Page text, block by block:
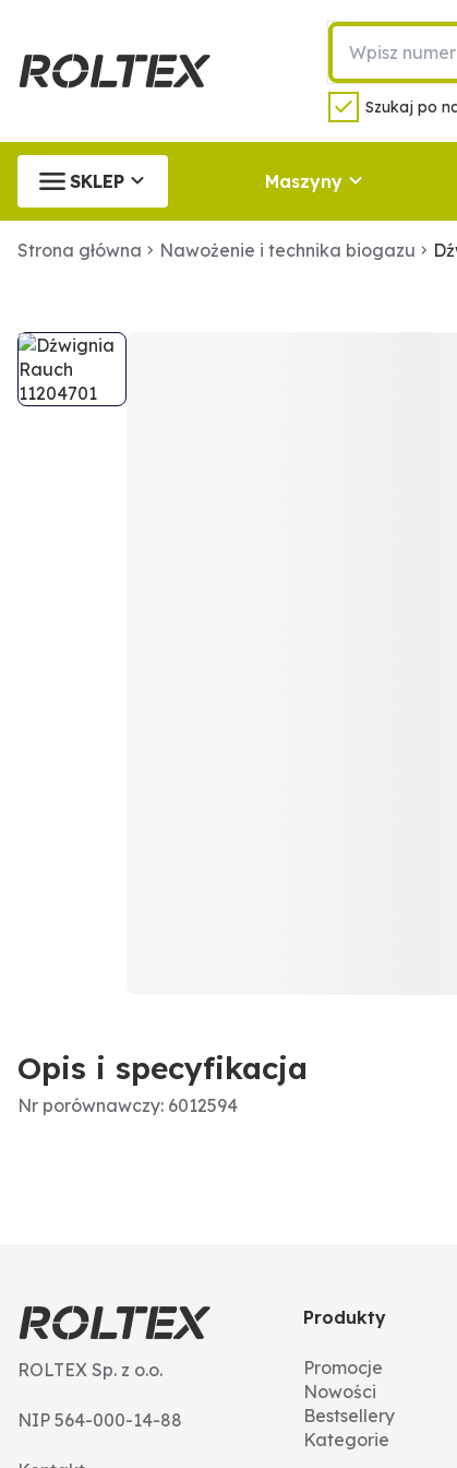
Szukaj po
SKLEP Maszyny
Strona główna Nawożenie i technika biogazu
Opis i specyfikacja
Nr porównawczy: 6012594
ROLTEX Sp. z o.o.
NIP 564-000-14-88
Produkty
Promocje
Nowości
Bestsellery
Kategorie